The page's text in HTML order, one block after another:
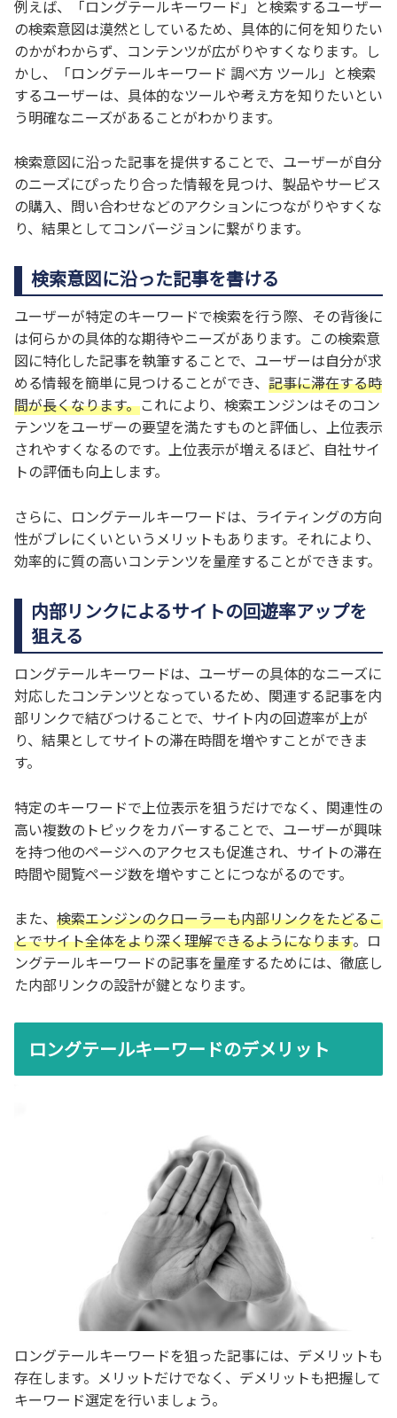
例えば、「ロングテールキーワード」と検索するユーザー
の検索意図は漠然としているため、具体的に何を知りたい
のかがわからず、コンテンツが広がりやすくなります。し
かし、「ロングテールキーワード 調べ方 ツール」と検索
するユーザーは、具体的なツールや考え方を知りたいとい
う明確なニーズがあることがわかります。
検索意図に沿った記事を提供することで、ユーザーが自分
のニーズにぴったり合った情報を見つけ、製品やサービス
の購入、問い合わせなどのアクションにつながりやすくな
り、結果としてコンバージョンに繋がります。
検索意図に沿った記事を書ける
ユーザーが特定のキーワードで検索を行う際、その背後に
は何らかの具体的な期待やニーズがあります。この検索意
図に特化した記事を執筆することで、ユーザーは自分が求
める情報を簡単に見つけることができ、 記事に滞在する時
間が長くなります。これにより、検索エンジンはそのコン
テンツをユーザーの要望を満たすものと評価し、上位表示
されやすくなるのです。上位表示が増えるほど、自社サイ
トの評価も向上します。
さらに、ロングテールキーワードは、ライティングの方向
性がブレにくいというメリットもあります。それにより、
効率的に質の高いコンテンツを量産することができます。
内部リンクによるサイトの回遊率アップを
狙える
ロングテールキーワードは、ユーザーの具体的なニーズに
対応したコンテンツとなっているため、関連する記事を内
部リンクで結びつけることで、サイト内の回遊率が上が
り、結果としてサイトの滞在時間を増やすことができま
す。
特定のキーワードで上位表示を狙うだけでなく、関連性の
高い複数のトピックをカバーすることで、ユーザーが興味
を持つ他のページへのアクセスも促進され、サイトの滞在
時間や閲覧ページ数を増やすことにつながるのです。
また、 検索エンジンのクローラーも内部リンクをたどるこ
とでサイト全体をより深く理解できるようになります。ロ
ングテールキーワードの記事を量産するためには、徹底し
た内部リンクの設計が鍵となります。
ロングテールキーワードのデメリット
ロングテールキーワードを狙った記事には、デメリットも
存在します。メリットだけでなく、デメリットも把握して
キーワード選定を行いましょう。